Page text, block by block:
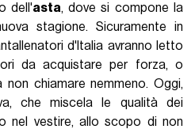
dell'asta, dove si compone la
stagione. Sicuramente in
d'Italia avranno letto
da acquistare per forza, o
chiamare nemmeno. Oggi,
che miscela le qualità dei
nel vestire, allo scopo di non